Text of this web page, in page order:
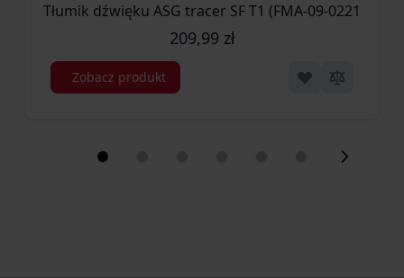
Tłumik dźwięku ASG tracer SF T1 (FMA-09-022143)
209,99 zł
Zobacz produkt